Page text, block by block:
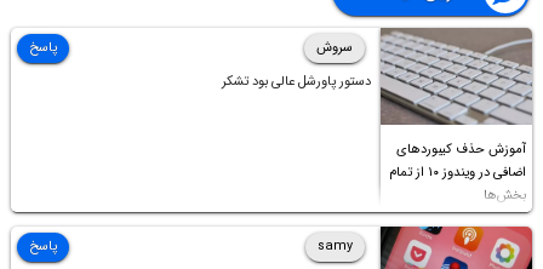
آموزش حذف کیبوردهای
اضافی در ویندوز ۱۰ از تمام
بخش‌ها
سروش
دستور پاورشل عالی بود تشکر
پاسخ
samy
پاسخ